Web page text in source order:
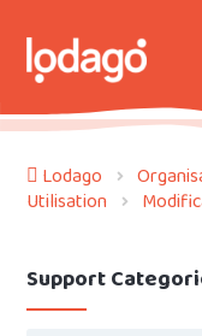
Lodago
Utilisation
Support